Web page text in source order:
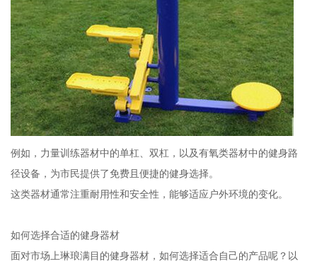
例如，力量训练器材中的单杠、双杠，以及有氧类器材中的健身路
径设备，为市民提供了免费且便捷的健身选择。
这类器材通常注重耐用性和安全性，能够适应户外环境的变化。
如何选择合适的健身器材
面对市场上琳琅满目的健身器材，如何选择适合自己的产品呢？以